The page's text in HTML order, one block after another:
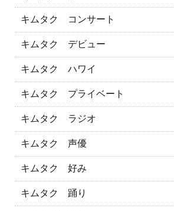
キムタク コンサート
キムタク デビュー
キムタク ハワイ
キムタク プライベート
キムタク ラジオ
キムタク 声優
キムタク 好み
キムタク 踊り